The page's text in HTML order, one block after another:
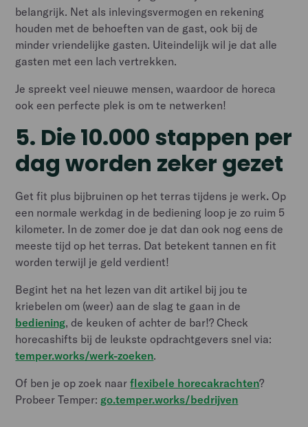
belangrijk. Net als inlevingsvermogen en rekening
houden met de behoeften van de gast, ook bij de
minder vriendelijke gasten. Uiteindelijk wil je dat alle
gasten met een lach vertrekken.
Je spreekt veel nieuwe mensen, waardoor de horeca
ook een perfecte plek is om te netwerken!
5. Die 10.000 stappen per
dag worden zeker gezet
Get fit plus bijbruinen op het terras tijdens je werk. Op
een normale werkdag in de bediening loop je zo ruim 5
kilometer. In de zomer doe je dat dan ook nog eens de
meeste tijd op het terras. Dat betekent tannen en fit
worden terwijl je geld verdient!
Begint het na het lezen van dit artikel bij jou te
kriebelen om (weer) aan de slag te gaan in de
bediening, de keuken of achter de bar!? Check
horecashifts bij de leukste opdrachtgevers snel via:
temper.works/werk-zoeken.
Of ben je op zoek naarflexibele horecakrachten?
Probeer Temper: go.temper.works/bedrijven